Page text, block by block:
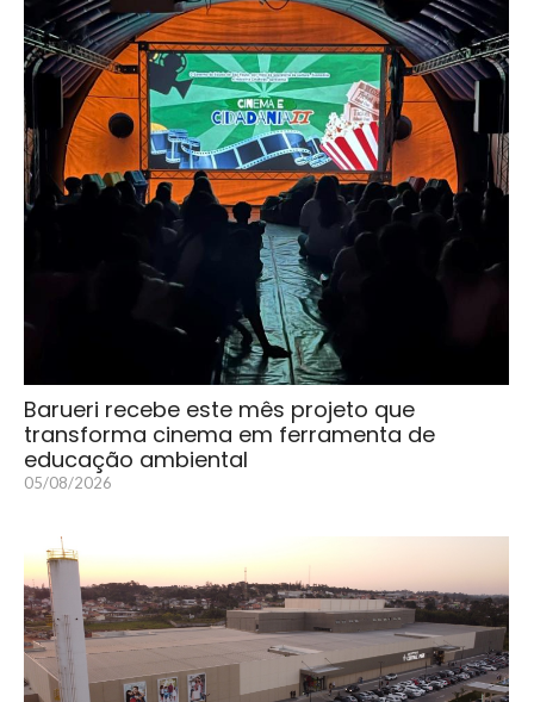
Barueri recebe este mês projeto que
transforma cinema em ferramenta de
educação ambiental
05/08/2026